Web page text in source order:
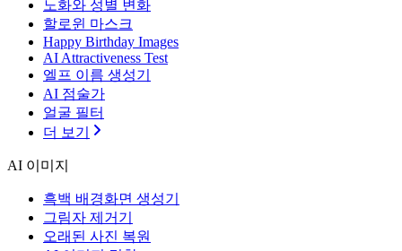
노화와 성별 변화
할로윈 마스크
Happy Birthday Images
AI Attractiveness Test
엘프 이름 생성기
AI 점술가
얼굴 필터
더 보기
AI 이미지
흑백 배경화면 생성기
그림자 제거기
오래된 사진 복원